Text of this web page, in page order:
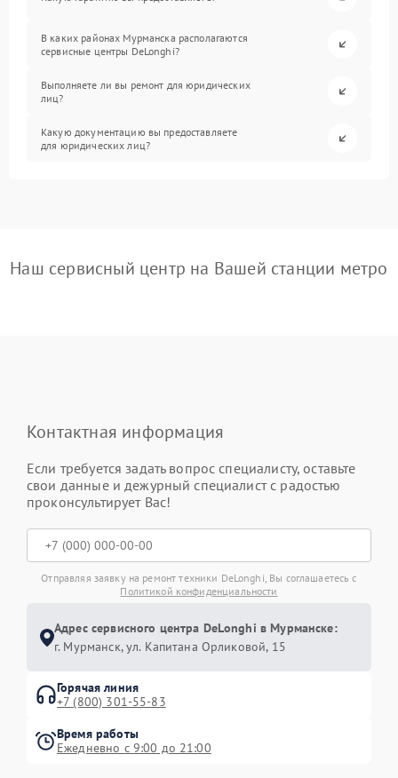
В каких районах Мурманска располагаются
сервисные центры DeLonghi?
Выполняете ли вы ремонт для юридических
лиц?
Какую документацию вы предоставляете
для юридических лиц?
Наш сервисный центр на Вашей станции метро
Контактная информация
Если требуется задать вопрос специалисту, оставьте
свои данные и дежурный специалист с радостью
проконсультирует Вас!
Отправляя заявку на ремонт техники DeLonghi, Вы соглашаетесь с
Политикой конфиденциальности
Адрес сервисного центра DeLonghi в Мурманске:
г. Мурманск, ул. Капитана Орликовой, 15
Горячая линия
+7 (800) 301-55-83
Время работы
Ежедневно с 9:00 до 21:00